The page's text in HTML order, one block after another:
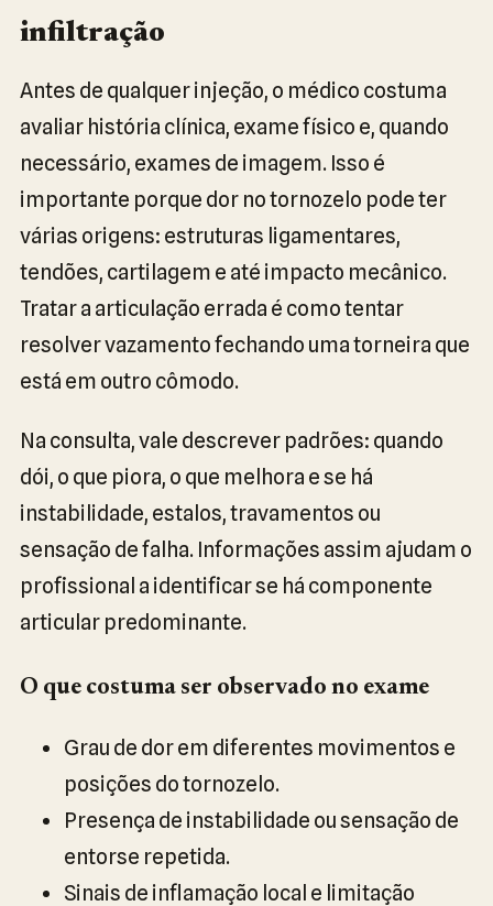
infiltração
Antes de qualquer injeção, o médico costuma
avaliar história clínica, exame físico e, quando
necessário, exames de imagem. Isso é
importante porque dor no tornozelo pode ter
várias origens: estruturas ligamentares,
tendões, cartilagem e até impacto mecânico.
Tratar a articulação errada é como tentar
resolver vazamento fechando uma torneira que
está em outro cômodo.
Na consulta, vale descrever padrões: quando
dói, o que piora, o que melhora e se há
instabilidade, estalos, travamentos ou
sensação de falha. Informações assim ajudam o
profissional a identificar se há componente
articular predominante.
O que costuma ser observado no exame
Grau de dor em diferentes movimentos e
posições do tornozelo.
Presença de instabilidade ou sensação de
entorse repetida.
Sinais de inflamação local e limitação